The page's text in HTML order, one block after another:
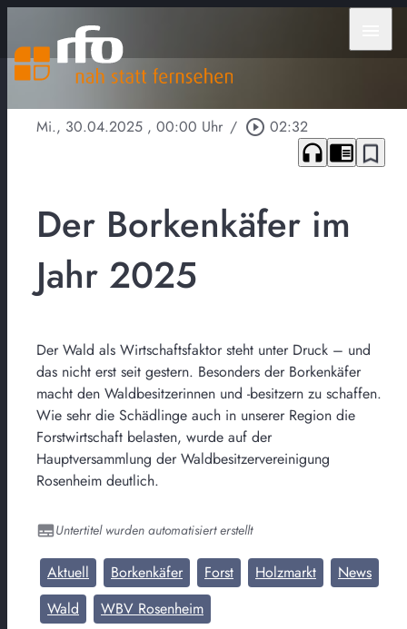
Mi., 30.04.2025 , 00:00 Uhr / play_circle_outline 02:32
headphones chrome_reader_mode bookmark_border
Der Borkenkäfer im
Jahr 2025
Der Wald als Wirtschaftsfaktor steht unter Druck – und
das nicht erst seit gestern. Besonders der Borkenkäfer
macht den Waldbesitzerinnen und -besitzern zu schaffen.
Wie sehr die Schädlinge auch in unserer Region die
Forstwirtschaft belasten, wurde auf der
Hauptversammlung der Waldbesitzervereinigung
Rosenheim deutlich.
Untertitel wurden automatisiert erstellt
Aktuell Borkenkäfer Forst Holzmarkt
News
Wald
WBV Rosenheim